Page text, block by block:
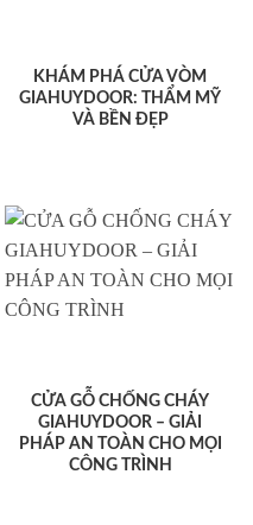
KHÁM PHÁ CỬA VÒM
GIAHUYDOOR: THẨM MỸ
VÀ BỀN ĐẸP
CỬA GỖ CHỐNG CHÁY
GIAHUYDOOR – GIẢI
PHÁP AN TOÀN CHO MỌI
CÔNG TRÌNH